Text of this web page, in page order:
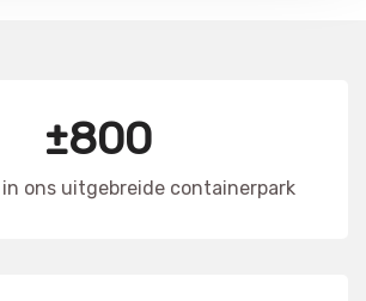
±800
ons uitgebreide containerpark